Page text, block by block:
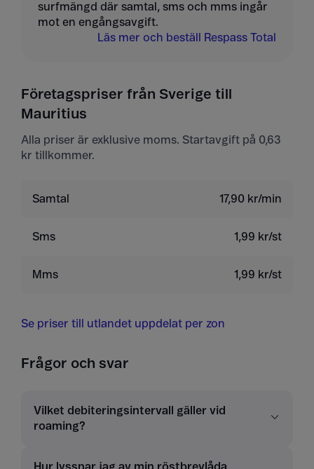
surfmängd där samtal, sms och mms ingår
mot en engångsavgift.
Läs mer och beställ Respass Total
Företagspriser från Sverige till
Mauritius
Alla priser är exklusive moms. Startavgift på 0,63
kr tillkommer.
Samtal 17,90 kr/min
Sms 1,99 kr/st
Mms 1,99 kr/st
Se priser till utlandet uppdelat per zon
Frågor och svar
Vilket debiteringsintervall gäller vid
roaming?
Hur lyssnar jag av min röstbrevlåda